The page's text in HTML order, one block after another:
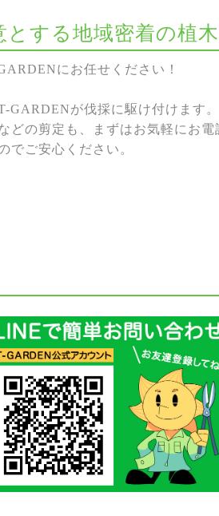
する地域密着の植木
にお任せください！
GARDENが伐採に駆け付けます。
どの剪定も、まずはお気軽にお
でご安心ください。